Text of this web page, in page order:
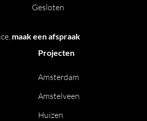
Gesloten
maak een afspraak
Projecten
Amsterdam
Amstelveen
Huizen